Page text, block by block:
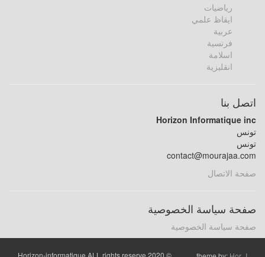
رياضيات
ايقاظ علمي
عربية
فرنسية
اسلامة
انقليزية
اتصل بنا
Horizon Informatique inc
تونس
تونس
contact@mourajaa.com
صفحة الاتصال
صفحة سياسة الخصوصية
صفحة سياسة الخصوصية
© 2020 Horizon-informatique ALL rights reserve